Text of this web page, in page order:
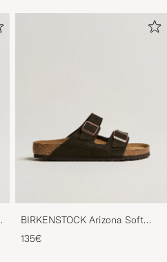
BIRKENSTOCK Arizona Soft
Footbed Mocca Suede
135€